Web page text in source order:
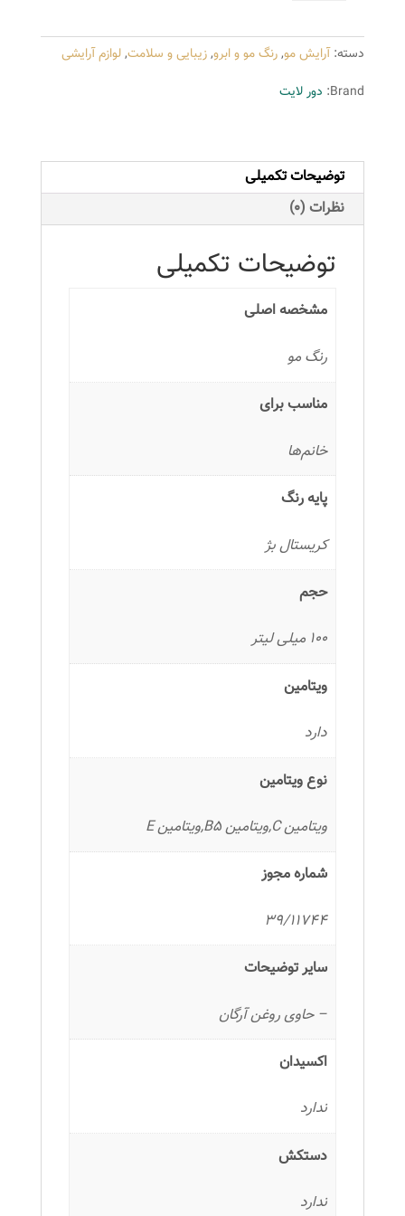
شماره
1004
حجم
لیتر
رنگ
کرم
روشن
عدد
دسته:آرایش مو,رنگ مو و ابرو,زیبایی و سلامت,لوازم آرایشی
Brand: دور لایت
توضیحات تکمیلی
نظرات (0)
توضیحات تکمیلی
مشخصه اصلی
رنگ مو
مناسب برای
خانم‌ها
پایه رنگ
کریستال بژ
حجم
100 میلی لیتر
ویتامین
دارد
نوع ویتامین
ویتامین C,ویتامین B5,ویتامین E
شماره مجوز
39/11744
سایر توضیحات
– حاوی روغن آرگان
اکسیدان
ندارد
دستکش
ندارد